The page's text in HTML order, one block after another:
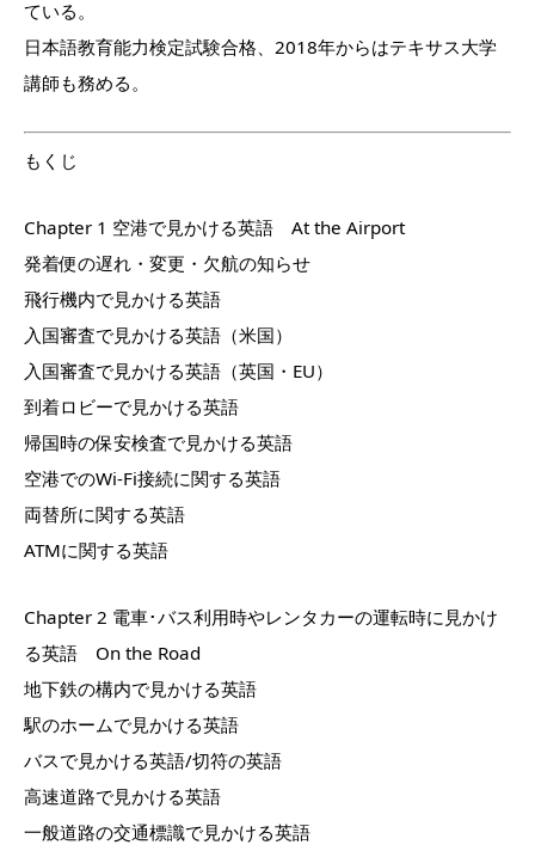
ている。
日本語教育能力検定試験合格、2018年からはテキサス大学
講師も務める。
もくじ
Chapter 1 空港で見かける英語 At the Airport
発着便の遅れ・変更・欠航の知らせ
飛行機内で見かける英語
入国審査で見かける英語（米国）
入国審査で見かける英語（英国・EU）
到着ロビーで見かける英語
帰国時の保安検査で見かける英語
空港でのWi-Fi接続に関する英語
両替所に関する英語
ATMに関する英語
Chapter 2 電車･バス利用時やレンタカーの運転時に見かけ
る英語 On the Road
地下鉄の構内で見かける英語
駅のホームで見かける英語
バスで見かける英語/切符の英語
高速道路で見かける英語
一般道路の交通標識で見かける英語